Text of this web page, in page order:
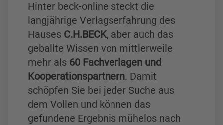
Hinter beck-online steckt die
langjährige Verlagserfahrung des
Hauses C.H.BECK, aber auch das
geballte Wissen von mittlerweile
mehr als 60 Fachverlagen und
Kooperationspartnern. Damit
schöpfen Sie bei jeder Suche aus
dem Vollen und können das
gefundene Ergebnis mühelos nach